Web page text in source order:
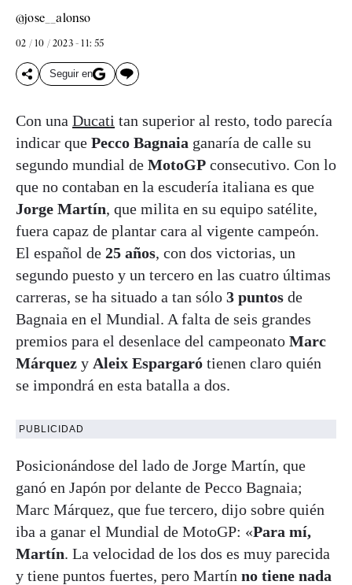
@jose__alonso
02 / 10 / 2023 - 11: 55
Seguir en
Con una Ducati tan superior al resto, todo parecía
indicar que Pecco Bagnaia ganaría de calle su
segundo mundial de MotoGP consecutivo. Con lo
que no contaban en la escudería italiana es que
Jorge Martín, que milita en su equipo satélite,
fuera capaz de plantar cara al vigente campeón.
El español de 25 años, con dos victorias, un
segundo puesto y un tercero en las cuatro últimas
carreras, se ha situado a tan sólo 3 puntos de
Bagnaia en el Mundial. A falta de seis grandes
premios para el desenlace del campeonato Marc
Márquez y Aleix Espargaró tienen claro quién
se impondrá en esta batalla a dos.
PUBLICIDAD
Posicionándose del lado de Jorge Martín, que
ganó en Japón por delante de Pecco Bagnaia;
Marc Márquez, que fue tercero, dijo sobre quién
iba a ganar el Mundial de MotoGP: «Para mí,
Martín. La velocidad de los dos es muy parecida
y tiene puntos fuertes, pero Martín no tiene nada